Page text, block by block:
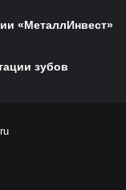
«МеталлИнвест»
зубов